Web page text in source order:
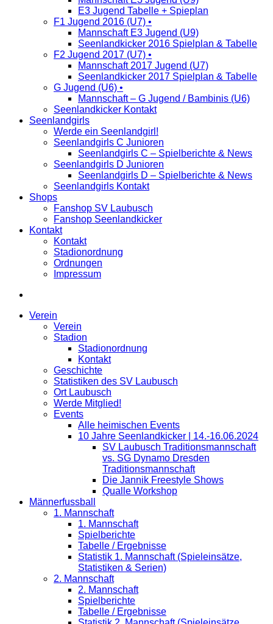
E3 Jugend Tabelle + Spieplan
F1 Jugend 2016 (U7) •
Mannschaft E3 Jugend (U9)
Seenlandkicker 2016 Spielplan & Tabelle
F2 Jugend 2017 (U7) •
Mannschaft 2017 Jugend (U7)
Seenlandkicker 2017 Spielplan & Tabelle
G Jugend (U6) •
Mannschaft – G Jugend / Bambinis (U6)
Seenlandkicker Kontakt
Seenlandgirls
Werde ein Seenlandgirl!
Seenlandgirls C Junioren
Seenlandgirls C – Spielberichte & News
Seenlandgirls D Junioren
Seenlandgirls D – Spielberichte & News
Seenlandgirls Kontakt
Shops
Fanshop SV Laubusch
Fanshop Seenlandkicker
Kontakt
Kontakt
Stadionordnung
Ordnungen
Impressum
Verein
Verein
Stadion
Stadionordnung
Kontakt
Geschichte
Statistiken des SV Laubusch
Ort Laubusch
Werde Mitglied!
Events
Alle heimischen Events
10 Jahre Seenlandkicker | 14.-16.06.2024
SV Laubusch Traditionsmannschaft
vs. SG Dynamo Dresden
Traditionsmannschaft
Die Jannik Freestyle Shows
Qualle Workshop
Männerfussball
1. Mannschaft
1. Mannschaft
Spielberichte
Tabelle / Ergebnisse
Statistik 1. Mannschaft (Spieleinsätze,
Statistiken & Serien)
2. Mannschaft
2. Mannschaft
Spielberichte
Tabelle / Ergebnisse